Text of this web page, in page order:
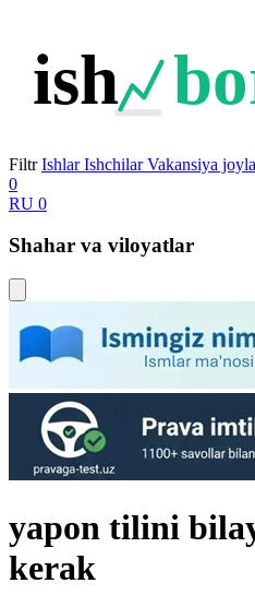
ish
Filtr Ishlar Ishchilar Vakansiya
0
RU 0
Shahar va viloyatlar
yapon tilini
kerak